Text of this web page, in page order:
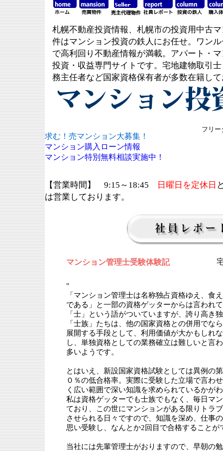
札幌不動産投資情報、札幌市の投資用中古
件はマンション投資の鉄人にお任せ。ワン
で高利回り不動産情報が満載。アパート・
投資・収益専門サイトです。宅地建物取引
務主任者など国家資格保有者が多数在籍し
求む！売マンション大募集！
マンション購入ローン情報
マンション特別無料相談実施中！
フリー
【営業時間】 9:15～18:45 日曜日を定休日
は営業しております。
マンション管理士受験体験記
"
「マンション管理士は名称独占資格ゆえ、食
である」と一部の資格ゲッターからは言われ
「士」という語がついていますが、誇り高き
「士族」たちは、他の国家資格との併用でな
展開する手段として、利用価値が大かもしれ
し、単独資格としての業務確立は難しいと言
多いようです。
とはいえ、新設国家資格試験としては異例の
０％の低合格率。実際に受験した立場で言わ
く広い範囲で深い知識を求められているかが
私は資格ゲッターでも士族でもなく、毎日マ
ており、この世にマンションがある限りトラ
させられる日々ですので、知識を深め、仕事
思い受験し、なんとか2回目で合格することが
当社には先輩管理士がおりますので、早朝の